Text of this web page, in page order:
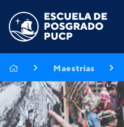
Maestrías